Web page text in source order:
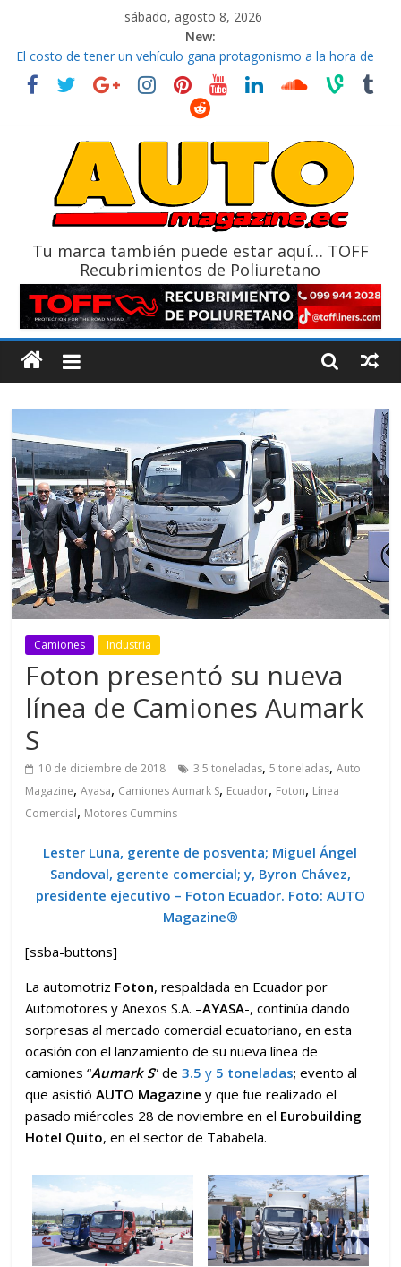
sábado, agosto 8, 2026
New:
El costo de tener un vehículo gana protagonismo a la hora de
decidir
Ultima película ‘Spider‑Man: Brand New Day’ pone en escena a
La Vuelta al Ecuador 2026, edición 47ª, recorre 7 provincias en 8
La FEDAK recibe 12 Sinotruk Bolden para cubrir las rutas de La
Tu marca también puede estar aquí… TOFF
Recubrimientos de Poliuretano
Camiones Industria
Foton presentó su nueva
línea de Camiones Aumark
S
10 de diciembre de 2018 3.5 toneladas,5 toneladas,Auto
Magazine,Ayasa, Camiones Aumark S, Ecuador, Foton, Línea
Comercial, Motores Cummins
Lester Luna, gerente de posventa; Miguel Ángel
Sandoval, gerente comercial; y, Byron Chávez,
presidente ejecutivo – Foton Ecuador. Foto: AUTO
Magazine®
[ssba-buttons]
La automotriz Foton, respaldada en Ecuador por
Automotores y Anexos S.A. –AYASA-, continúa dando
sorpresas al mercado comercial ecuatoriano, en esta
ocasión con el lanzamiento de su nueva línea de
camiones “Aumark S” de3.5 y 5 toneladas; evento al
que asistióAUTO Magazine y que fue realizado el
pasado miércoles 28 de noviembre en el Eurobuilding
Hotel Quito, en el sector de Tababela.